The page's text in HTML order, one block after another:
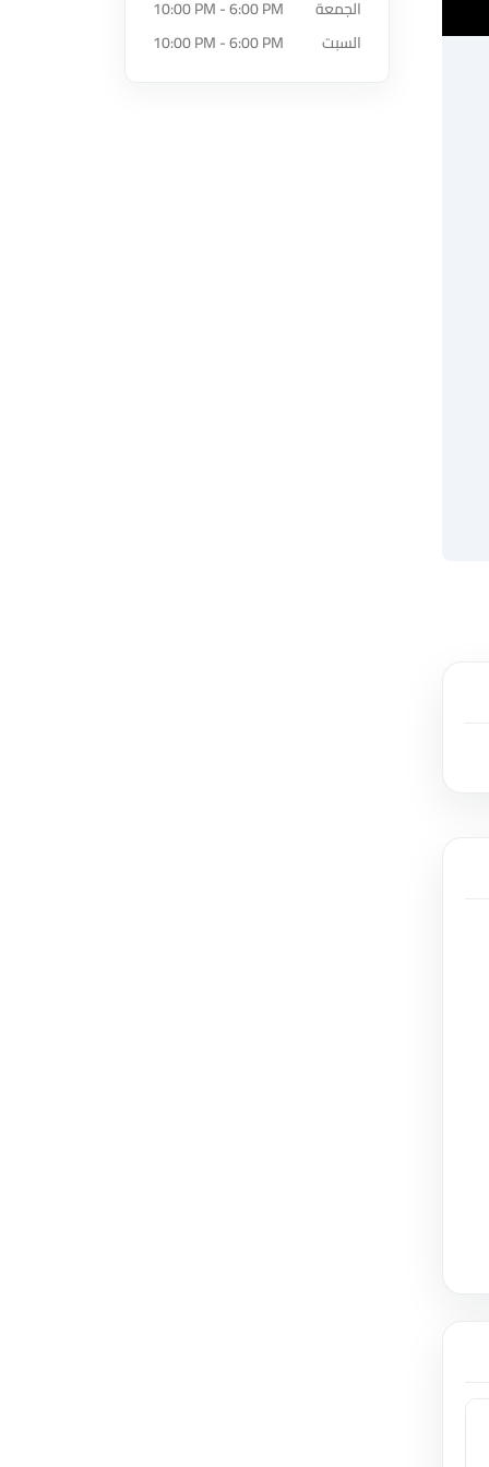
الجمعة
10:00 PM - 6:00 PM
السبت
10:00 PM - 6:00 PM